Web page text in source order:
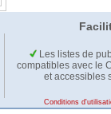
Les listes de
compatibles avec le
et accessibles
Conditions